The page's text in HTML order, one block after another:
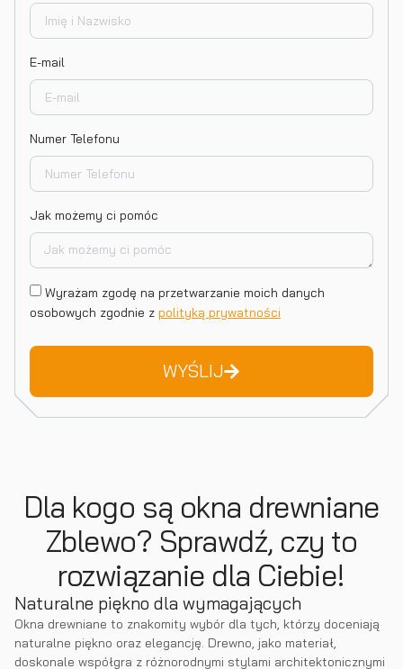
E-mail
Numer Telefonu
Jak możemy ci pomóc
Wyrażam zgodę na przetwarzanie moich danych
osobowych zgodnie z polityką prywatności
WYŚLIJ
Dla kogo są okna drewniane
Zblewo? Sprawdź, czy to
rozwiązanie dla Ciebie!
Naturalne piękno dla wymagających
Okna drewniane to znakomity wybór dla tych, którzy doceniają
naturalne piękno oraz elegancję. Drewno, jako materiał,
doskonale współgra z różnorodnymi stylami architektonicznymi